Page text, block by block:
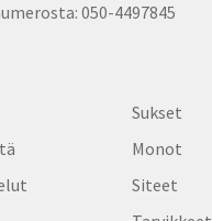
050-4497845
Sukset
Monot
Siteet